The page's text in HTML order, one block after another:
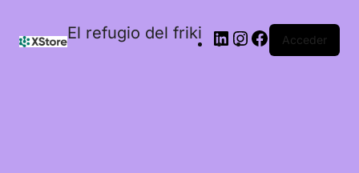
El refugio del friki Acceder